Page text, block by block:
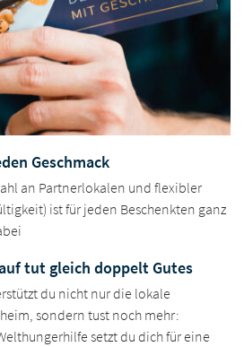
Geschmack
an Partnerlokalen und flexibler
ist für jeden Beschenkten ganz
tut gleich doppelt Gutes
du nicht nur die lokale
sondern tust noch mehr:
setzt du dich für eine